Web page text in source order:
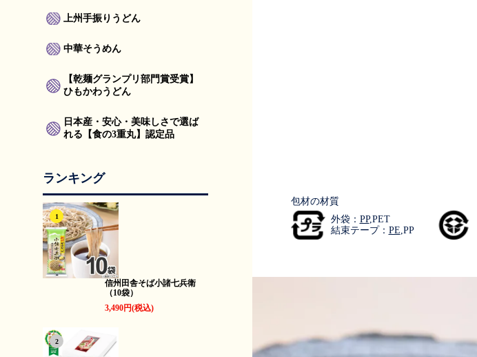
包材の材質
外袋： PP,PET
結束テープ： PE ,PP
上州手振りうどん
中華そうめん
【乾麺グランプリ部門賞受賞】
ひもかわうどん
日本産・安心・美味しさで選ば
れる【食の3重丸】認定品
ランキング
1
信州田舎そば小諸七兵衛
（10袋）
3,490円(税込)
2